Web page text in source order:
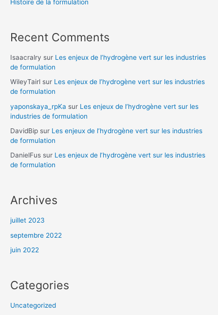
Histoire de la formulation
Recent Comments
Isaacralry sur Les enjeux de l’hydrogène vert sur les industries
de formulation
WileyTairl sur Les enjeux de l’hydrogène vert sur les industries
de formulation
yaponskaya_rpKa sur Les enjeux de l’hydrogène vert sur les
industries de formulation
DavidBip sur Les enjeux de l’hydrogène vert sur les industries
de formulation
DanielFus sur Les enjeux de l’hydrogène vert sur les industries
de formulation
Archives
juillet 2023
septembre 2022
juin 2022
Categories
Uncategorized